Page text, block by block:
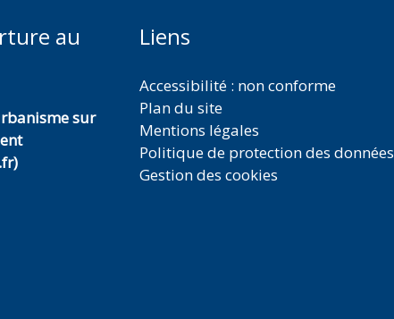
au
sur
Liens
Accessibilité : non conforme
Plan du site
Mentions légales
Politique de protection des données
Gestion des cookies